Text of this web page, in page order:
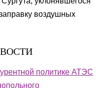
воздушных
политике АТЭС